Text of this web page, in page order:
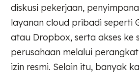
diskusi pekerjaan,
layanan cloud pribadi seperti
atau Dropbox, serta akses ke
perusahaan melalui
izin resmi. Selain itu, banyak